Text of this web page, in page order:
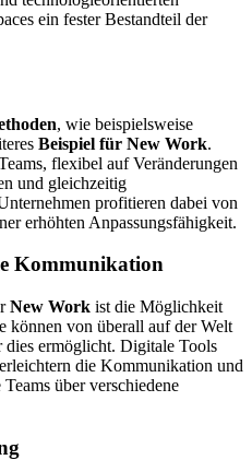
ein fester Bestandteil der
, wie beispiels­weise
Beispiel für New Work.
flexibel auf Veränderungen
und gleich­zeitig
profi­tieren dabei von
erhöhten Anpassungsfähigkeit.
Kommunikation
New Work ist die Möglichkeit
können von überall auf der Welt
dies ermög­licht. Digitale Tools
die Kommunikation und
über verschiedene